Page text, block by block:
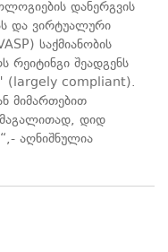
დანერგვის
და ვირტუალური
საქმიანობის
შეადგენს
(largely compliant).
მიმართებით
მაგალითად, დიდ
აღნიშნულია